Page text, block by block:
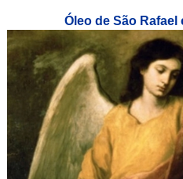
Óleo de São Rafael